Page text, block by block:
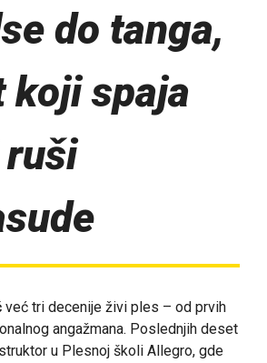
do tanga,
koji spaja
već tri decenije živi ples – od prvih
angažmana. Poslednjih deset
u Plesnoj školi Allegro, gde